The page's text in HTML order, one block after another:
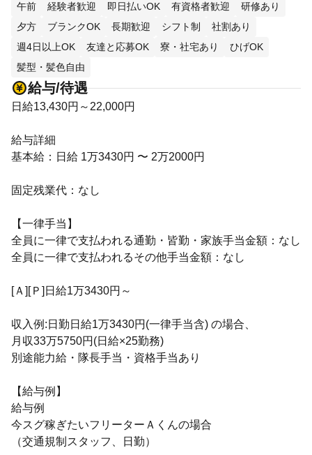
午前
経験者歓迎 即日払いOK 有資格者歓迎
研修あり
夕方
ブランクOK 長期歓迎 シフト制
社割あり
週4日以上OK
友達と応募OK 寮・社宅あり
ひげOK
髪型・髪色自由
給与/待遇
日給13,430円～22,000円
給与詳細
基本給：日給 1万3430円 〜 2万2000円
固定残業代：なし
【一律手当】
全員に一律で支払われる通勤・皆勤・家族手当金額：なし
全員に一律で支払われるその他手当金額：なし
[Ａ][Ｐ]日給1万3430円～
収入例:日勤日給1万3430円(一律手当含) の場合、
月収33万5750円(日給×25勤務)
別途能力給・隊長手当・資格手当あり
【給与例】
給与例
今スグ稼ぎたいフリーターＡくんの場合
（交通規制スタッフ、日勤）